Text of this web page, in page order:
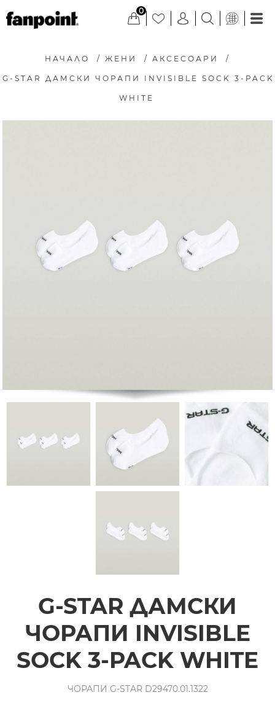
0
НАЧАЛО / ЖЕНИ / АКСЕСОАРИ /
G-STAR ДАМСКИ ЧОРАПИ INVISIBLE SOCK 3-PACK
WHITE
G-STAR ДАМСКИ
ЧОРАПИ INVISIBLE
SOCK 3-PACK WHITE
ЧОРАПИ G-STAR D29470.01.1322